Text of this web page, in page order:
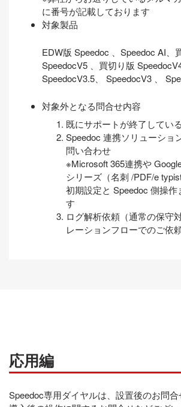
に番号が記載しております
対象製品
EDW版 Speedoc 、Speedoc AI、
SpeedocV5 、買切り版 SpeedocV4
SpeedocV3.5、 SpeedocV3 、
対象外となる問合せ内容
既にサポートが終了してい
Speedoc 連携ソリューショ
問い合わせ
※Microsoft 365連携や
シリーズ（名刺 /PDF/e
初期設定と Speedoc 側操
す
ログ解析依頼（通常の保守
レーションフローでのご依
応用編
Speedoc専用ダイヤルは、設置後のお問合